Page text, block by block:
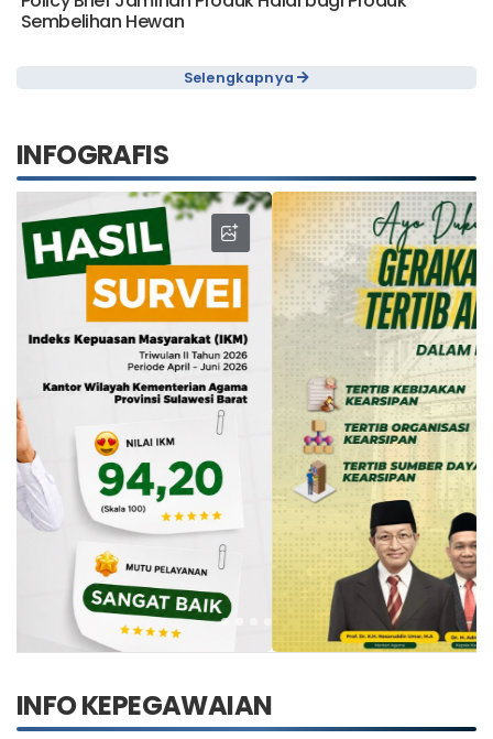
Policy Brief Jaminan Produk Halal bagi Produk
Sembelihan Hewan
Selengkapnya
INFOGRAFIS
INFO KEPEGAWAIAN